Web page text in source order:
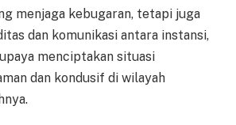
menjaga kebugaran, tetapi juga
dan komunikasi antara instansi,
menciptakan situasi
dan kondusif di wilayah